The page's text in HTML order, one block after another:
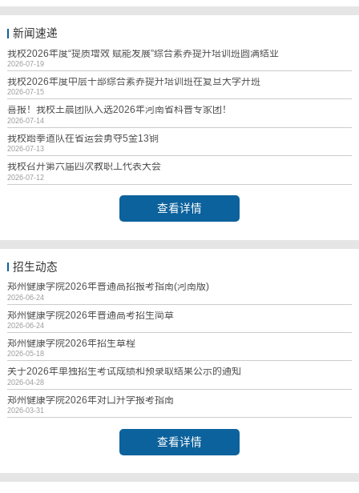
新闻速递
我校2026年度“提质增效 赋能发展”综合素养提升培训班圆满结业
2026-07-19
我校2026年度中层干部综合素养提升培训班在复旦大学开班
2026-07-15
喜报！我校王晨团队入选2026年河南省科普专家团！
2026-07-14
我校跆拳道队在省运会勇夺5金13铜
2026-07-13
我校召开第六届四次教职工代表大会
2026-07-12
查看详情
招生动态
郑州健康学院2026年普通高招报考指南(河南版)
2026-06-24
郑州健康学院2026年普通高考招生简章
2026-06-24
郑州健康学院2026年招生章程
2026-05-18
关于2026年单独招生考试成绩和预录取结果公示的通知
2026-04-28
郑州健康学院2026年对口升学报考指南
2026-03-31
查看详情